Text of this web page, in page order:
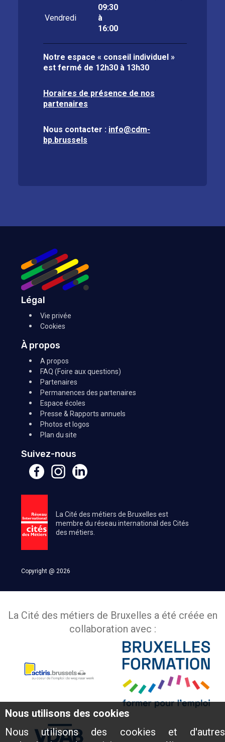
Nous utilisons des cookies
Nous utilisons des cookies et d'autres
Vendredi
09:30
à
16:00
Notre espace « conseil individuel »
est fermé de 12h30 à 13h30
Horaires de présence de nos
partenaires
Nous contacter : info@cdm-
bp.brussels
Légal
Vie privée
Cookies
À propos
A propos
FAQ (Foire aux questions)
Partenaires
Permanences des partenaires
Espace écoles
Presse & Rapports annuels
Photos et logos
Plan du site
Suivez-nous
La Cité des métiers de Bruxelles est
membre du réseau international des Cités
des métiers.
Copyright @ 2026
La Cité des métiers de Bruxelles a été créée en
collaboration avec :